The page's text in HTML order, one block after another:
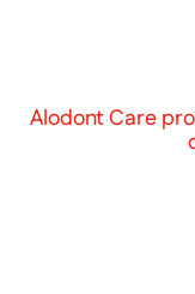
Alodont Care